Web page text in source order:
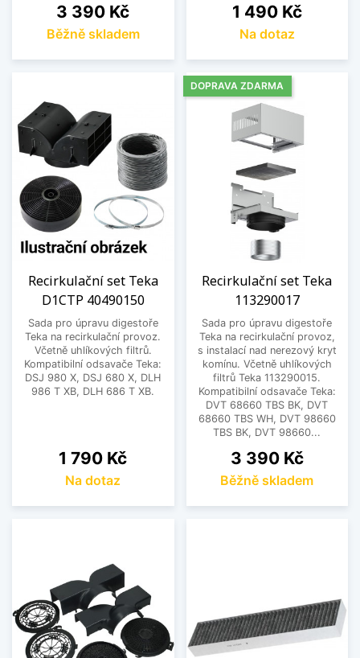
Cena
3 390 Kč
Běžně skladem
Cena
1 490 Kč
Na dotaz
Recirkulační set Teka
D1CTP 40490150
Sada pro úpravu digestoře
Teka na recirkulační provoz.
Včetně uhlíkových filtrů.
Kompatibilní odsavače Teka:
DSJ 980 X, DSJ 680 X, DLH
986 T XB, DLH 686 T XB.
Cena
1 790 Kč
Na dotaz
Recirkulační set Teka
113290017
Sada pro úpravu digestoře
Teka na recirkulační provoz,
s instalací nad nerezový kryt
komínu. Včetně uhlíkových
filtrů Teka 113290015.
Kompatibilní odsavače Teka:
DVT 68660 TBS BK, DVT
68660 TBS WH, DVT 98660
TBS BK, DVT 98660...
Cena
3 390 Kč
Běžně skladem
DOPRAVA ZDARMA